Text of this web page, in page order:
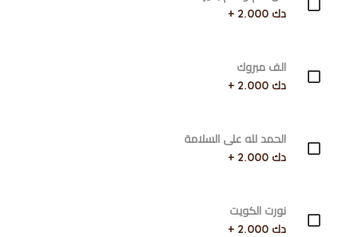
دك 2.000 +
الف مبروك
دك 2.000 +
الحمد لله على السلامة
دك 2.000 +
نورت الكويت
دك 2.000 +